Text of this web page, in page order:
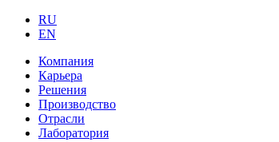
RU
EN
Компания
Карьера
Решения
Производство
Отрасли
Лаборатория